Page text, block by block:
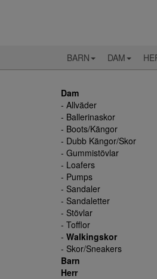
BARN DAM
Dam
- Allväder
- Ballerinaskor
- Boots/Kängor
- Dubb Kängor/Skor
- Gummistövlar
- Loafers
- Pumps
- Sandaler
- Sandaletter
- Stövlar
- Tofflor
- Walkingskor
- Skor/Sneakers
Barn
Herr